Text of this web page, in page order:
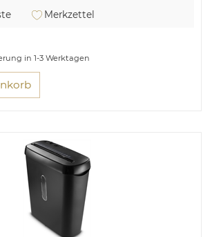
Merkzettel
in 1-3 Werktagen